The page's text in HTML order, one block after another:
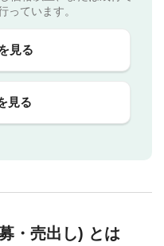
っています。
見る
見る
・売出し) とは